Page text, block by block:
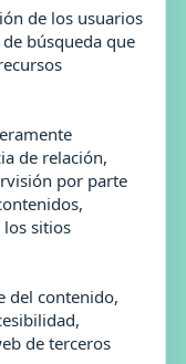
de los usuarios
búsqueda que
de relación,
por parte
los sitios
del contenido,
de terceros